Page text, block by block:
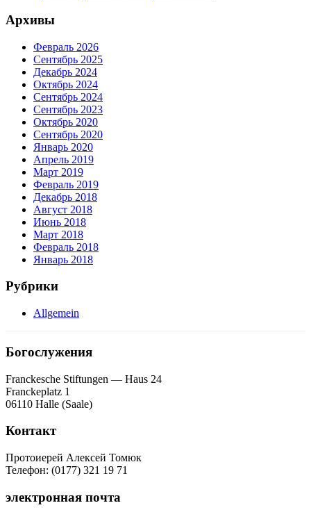
Архивы
Февраль 2026
Сентябрь 2025
Декабрь 2024
Октябрь 2024
Сентябрь 2024
Сентябрь 2023
Октябрь 2020
Сентябрь 2020
Январь 2020
Апрель 2019
Март 2019
Февраль 2019
Декабрь 2018
Август 2018
Июнь 2018
Март 2018
Февраль 2018
Январь 2018
Рубрики
Allgemein
Богослужения
Franckesche Stiftungen — Haus 24
Franckeplatz 1
06110 Halle (Saale)
Контакт
Протоиерей Алексей Томюк
Телефон: (0177) 321 19 71
электронная почта